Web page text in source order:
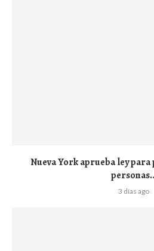
Nueva York aprueba ley para
3 días ago